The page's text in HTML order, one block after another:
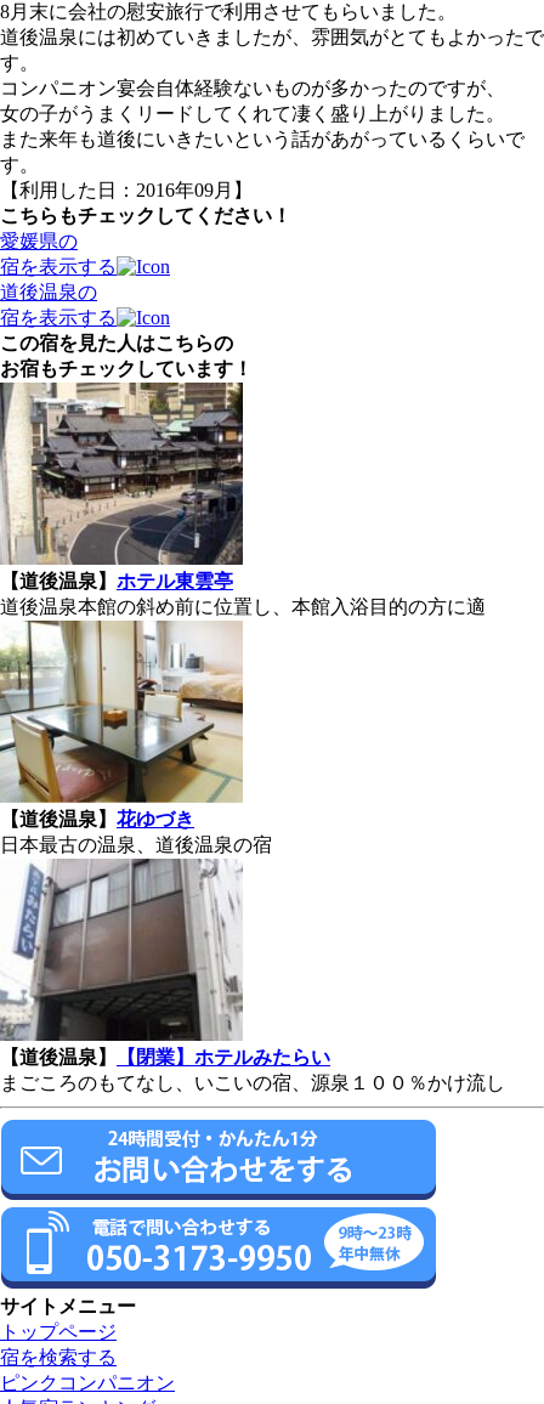
8月末に会社の慰安旅行で利用させてもらいました。
道後温泉には初めていきましたが、雰囲気がとてもよかったで
す。
コンパニオン宴会自体経験ないものが多かったのですが、
女の子がうまくリードしてくれて凄く盛り上がりました。
また来年も道後にいきたいという話があがっているくらいで
す。
【利用した日：2016年09月】
こちらもチェックしてください！
愛媛県の
宿を表示する
道後温泉の
宿を表示する
この宿を見た人はこちらの
お宿もチェックしています！
【道後温泉】 ホテル東雲亭
道後温泉本館の斜め前に位置し、本館入浴目的の方に適
【道後温泉】 花ゆづき
日本最古の温泉、道後温泉の宿
【道後温泉】
【閉業】ホテルみたらい
まごころのもてなし、いこいの宿、源泉１００％かけ流し
サイトメニュー
トップページ
宿を検索する
ピンクコンパニオン